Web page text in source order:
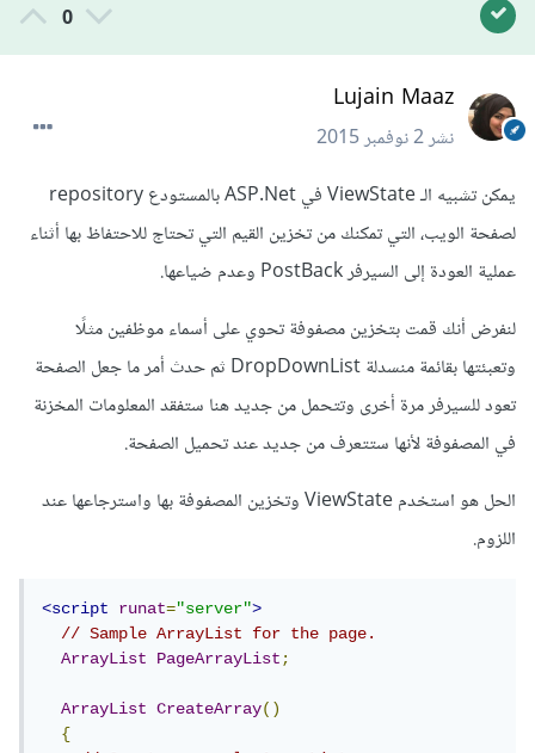
0
Lujain Maaz
نشر2 نوفمبر 2015
يمكن تشبيه الـ ViewState في ASP.Net بالمستودع repository
لصفحة الويب، التي تمكنك من تخزين القيم التي تحتاج للاحتفاظ بها أثناء
عملية العودة إلى السيرفر PostBack وعدم ضياعها.
لنفرض أنك قمت بتخزين مصفوفة تحوي على أسماء موظفين مثلًا
وتعبئتها بقائمة منسدلة DropDownList ثم حدث أمر ما جعل الصفحة
تعود للسيرفر مرة أخرى وتتحمل من جديد هنا ستفقد المعلومات المخزنة
في المصفوفة لأنها ستتعرف من جديد عند تحميل الصفحة.
الحل هو استخدم ViewState وتخزين المصفوفة بها واسترجاعها عند
اللزوم.
<script runat="server">
// Sample ArrayList for the page.
ArrayList
PageArrayList;
ArrayList CreateArray()
{